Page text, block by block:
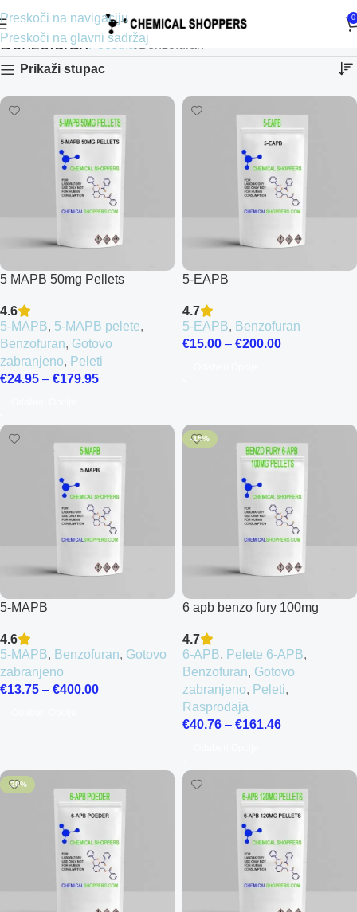
Preskoči na navigaciju
Preskoči na glavni sadržaj
0
BenzofuranPočetna Benzofuran
Prikaži stupac
5 MAPB 50mg Pellets
4.6
5-MAPB, 5-MAPB pelete,
Benzofuran, Gotovo
zabranjeno, Peleti
€24.95 – €179.95
5-EAPB
4.7
5-EAPB, Benzofuran
€15.00 – €200.00
5-MAPB
4.6
5-MAPB, Benzofuran, Gotovo
zabranjeno
€13.75 – €400.00
-15%
6 apb benzo fury 100mg
4.7
6-APB, Pelete 6-APB,
Benzofuran, Gotovo
zabranjeno, Peleti,
Rasprodaja
€40.76 – €161.46
-20%